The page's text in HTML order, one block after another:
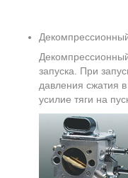
запуска. При
давления сжатия
усилие тяги на